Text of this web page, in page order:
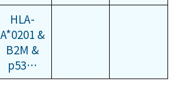
HLA-
A*0201 &
B2M &
p53…